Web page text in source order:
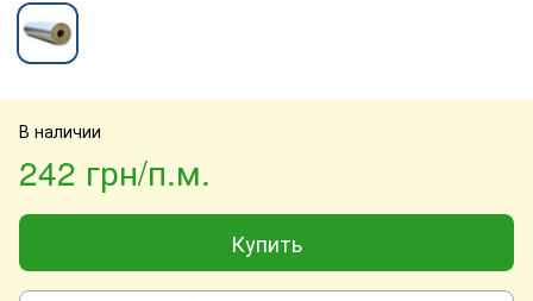
В наличии
242 грн/п.м.
Купить